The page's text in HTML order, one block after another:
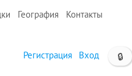
География
Контакты
🔒
Регистрация Вход